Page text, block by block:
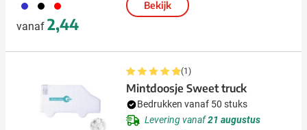
023 001 008
vanaf 2,44
Bekijk
(1)
Mintdoosje Sweet truck
Bedrukken vanaf 50 stuks
Levering vanaf21 augustus